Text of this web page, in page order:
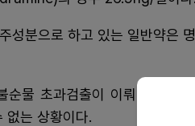
성분으로 하고 있는 일반약은
물 초과검출이 이뤄진 만큼,
없는 상황이다.